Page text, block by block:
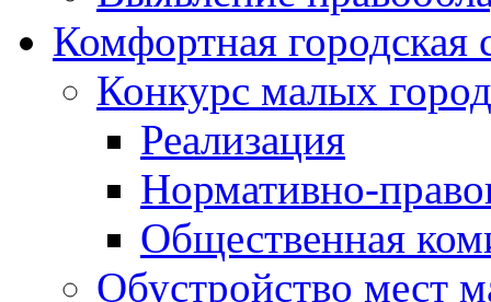
Комфортная городская
Конкурс малых
Реализация
Нормативно-
Общественная
Обустройство мест